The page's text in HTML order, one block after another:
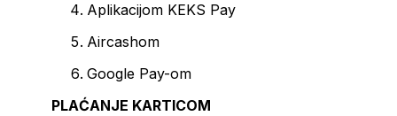
Aplikacijom KEKS Pay
Aircashom
Google Pay-om
PLAĆANJE KARTICOM